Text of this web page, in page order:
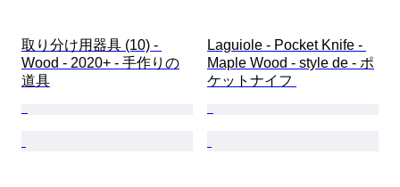
取り分け用器具 (10) -
Wood - 2020+ - 手作りの
道具
Laguiole - Pocket Knife -
Maple Wood - style de - ポ
ケットナイフ